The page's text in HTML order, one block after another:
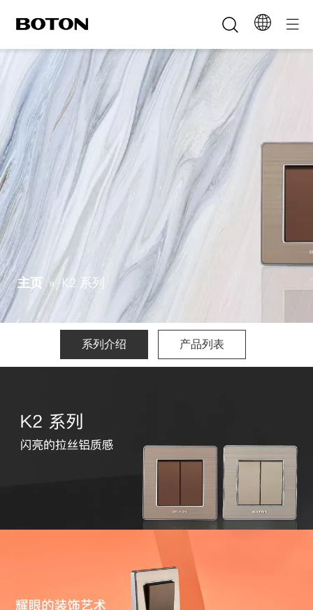
主页 » K2 系列
系列介绍 产品列表